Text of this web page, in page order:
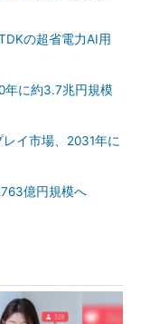
の超省電力AI用
年に約3.7兆円規模
イ市場、2031年に
億円規模へ